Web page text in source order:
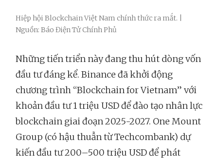
Hiệp hội Blockchain Việt Nam chính thức ra mắt. |
Nguồn: Báo Điện Tử Chính Phủ
Những tiến triển này đang thu hút dòng vốn
đầu tư đáng kể. Binance đã khởi động
chương trình “Blockchain for Vietnam” với
khoản đầu tư 1 triệu USD để đào tạo nhân lực
blockchain giai đoạn 2025-2027. One Mount
Group (có hậu thuẫn từ Techcombank) dự
kiến đầu tư 200–500 triệu USD để phát